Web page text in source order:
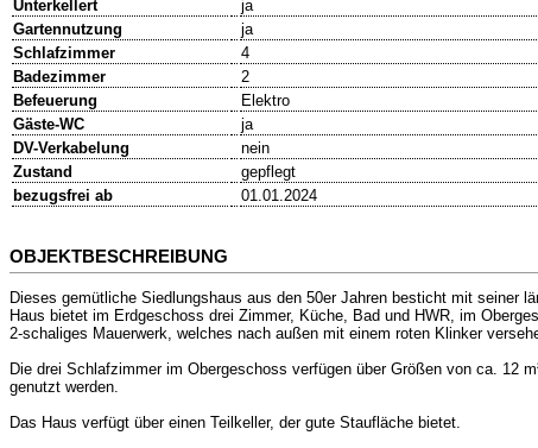
Unterkellert
ja
Gartennutzung
ja
Schlafzimmer
4
Badezimmer
2
Befeuerung
Elektro
Gäste-WC
ja
DV-Verkabelung
nein
Zustand
gepflegt
bezugsfrei ab
01.01.2024
OBJEKTBESCHREIBUNG
Dieses gemütliche Siedlungshaus aus den 50er Jahren besticht mit seiner
Haus bietet im Erdgeschoss drei Zimmer, Küche, Bad und HWR, im
2-schaliges Mauerwerk, welches nach außen mit einem roten Klinker
Die drei Schlafzimmer im Obergeschoss verfügen über Größen von ca. 12
genutzt werden.
Das Haus verfügt über einen Teilkeller, der gute Staufläche bietet.